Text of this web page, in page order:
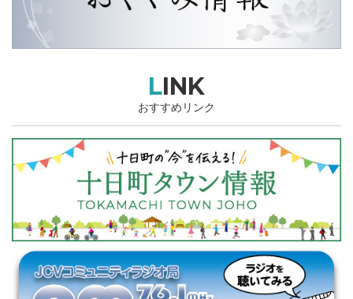
LINK
おすすめリンク